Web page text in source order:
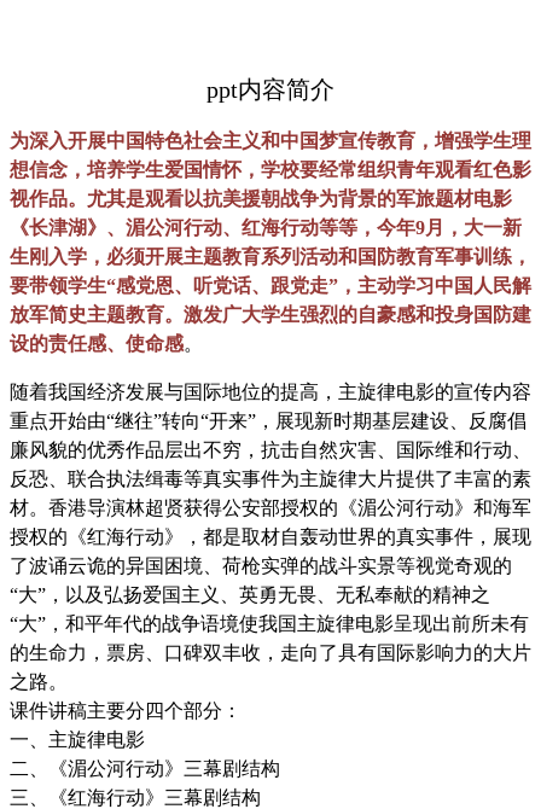
ppt内容简介
为深入开展中国特色社会主义和中国梦宣传教育，增强学生理
想信念，培养学生爱国情怀，学校要经常组织青年观看红色影
视作品。尤其是观看以抗美援朝战争为背景的军旅题材电影
《长津湖》、湄公河行动、红海行动等等，今年9月，大一新
生刚入学，必须开展主题教育系列活动和国防教育军事训练，
要带领学生“感党恩、听党话、跟党走”，主动学习中国人民解
放军简史主题教育。激发广大学生强烈的自豪感和投身国防建
设的责任感、使命感。
随着我国经济发展与国际地位的提高，主旋律电影的宣传内容
重点开始由“继往”转向“开来”，展现新时期基层建设、反腐倡
廉风貌的优秀作品层出不穷，抗击自然灾害、国际维和行动、
反恐、联合执法缉毒等真实事件为主旋律大片提供了丰富的素
材。香港导演林超贤获得公安部授权的《湄公河行动》和海军
授权的《红海行动》，都是取材自轰动世界的真实事件，展现
了波诵云诡的异国困境、荷枪实弹的战斗实景等视觉奇观的
“大”，以及弘扬爱国主义、英勇无畏、无私奉献的精神之
“大”，和平年代的战争语境使我国主旋律电影呈现出前所未有
的生命力，票房、口碑双丰收，走向了具有国际影响力的大片
之路。
课件讲稿主要分四个部分：
一、主旋律电影
二、《湄公河行动》三幕剧结构
三、《红海行动》三幕剧结构